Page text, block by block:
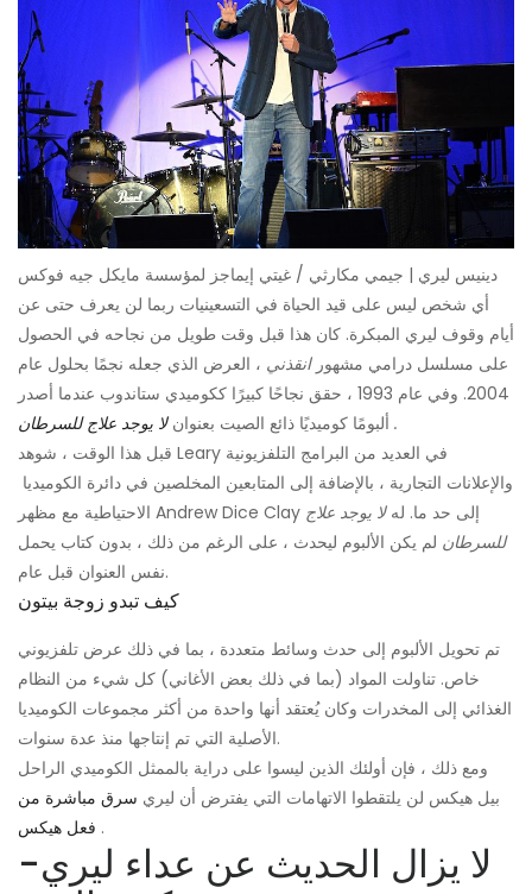
دينيس ليري | جيمي مكارثي / غيتي إيماجز لمؤسسة مايكل جيه فوكس
أي شخص ليس على قيد الحياة في التسعينيات ربما لن يعرف حتى عن
أيام وقوف ليري المبكرة. كان هذا قبل وقت طويل من نجاحه في الحصول
على مسلسل درامي مشهورانقذني ، العرض الذي جعله نجمًا بحلول عام
2004. وفي عام 1993 ، حقق نجاحًا كبيرًا ككوميدي ستاندوب عندما أصدر
ألبومًا كوميديًا ذائع الصيت بعنوانلا يوجد علاج للسرطان
.
قبل هذا الوقت ، شوهد Leary في العديد من البرامج التلفزيونية
والإعلانات التجارية ، بالإضافة إلى المتابعين المخلصين في دائرة الكوميديا ​​
الاحتياطية مع مظهر Andrew Dice Clay إلى حد ما. لهلا يوجد علاج
للسرطان لم يكن الألبوم ليحدث ، على الرغم من ذلك ، بدون كتاب يحمل
نفس العنوان قبل عام.
كيف تبدو زوجة بيتون
تم تحويل الألبوم إلى حدث وسائط متعددة ، بما في ذلك عرض تلفزيوني
خاص. تناولت المواد (بما في ذلك بعض الأغاني) كل شيء من النظام
الغذائي إلى المخدرات وكان يُعتقد أنها واحدة من أكثر مجموعات الكوميديا
​​الأصلية التي تم إنتاجها منذ عدة سنوات.
ومع ذلك ، فإن أولئك الذين ليسوا على دراية بالممثل الكوميدي الراحل
بيل هيكس لن يلتقطوا الاتهامات التي يفترض أن ليري سرق مباشرة من
فعل هيكس .
لا يزال الحديث عن عداء ليري-